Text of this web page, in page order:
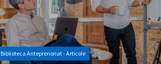
Biblioteca Anteprenoriat - Articole